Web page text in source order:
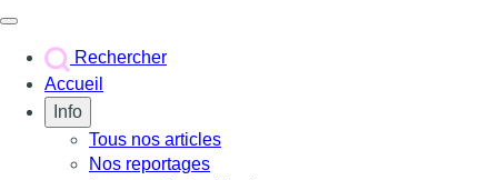
Rechercher
Accueil
Info
Tous nos articles
Nos reportages